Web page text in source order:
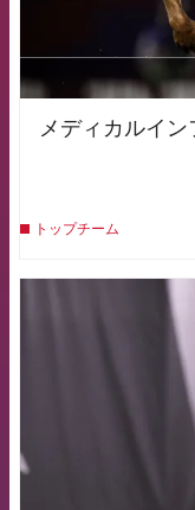
メディカルイ
トップチーム